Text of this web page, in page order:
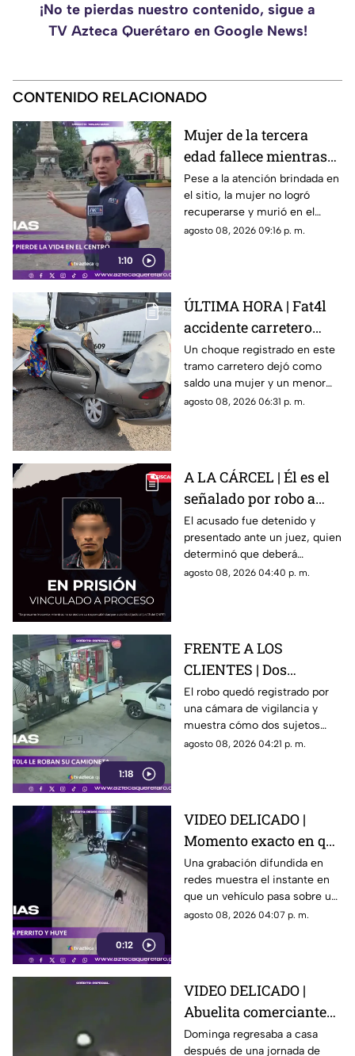
¡No te pierdas nuestro contenido, sigue a
TV Azteca Querétaro en Google News!
CONTENIDO RELACIONADO
1:10
Mujer de la tercera
edad fallece mientras
caminaba por el Centro
de Querétaro
Pese a la atención brindada en
el sitio, la mujer no logró
recuperarse y murió en el
lugar.
agosto 08, 2026 09:16 p. m.
ÚLTIMA HORA | Fat4l
accidente carretero
deja una mujer y un
niño mu3rtos en San
Juan del Río
Un choque registrado en este
tramo carretero dejó como
saldo una mujer y un menor
sin vida, además de una
agosto 08, 2026 06:31 p. m.
A LA CÁRCEL | Él es el
señalado por robo a
una casa en Santa Rosa
Jáuregui
El acusado fue detenido y
presentado ante un juez, quien
determinó que deberá
permanecer en prisión
agosto 08, 2026 04:40 p. m.
1:18
FRENTE A LOS
CLIENTES | Dos
hombres enc4ñonan a
conductor y se llevan
su camioneta
El robo quedó registrado por
una cámara de vigilancia y
muestra cómo dos sujetos
obligaron a un conductor y a
agosto 08, 2026 04:21 p. m.
0:12
VIDEO DELICADO |
Momento exacto en que
camioneta atropella a
un perro y conductor
escapa
Una grabación difundida en
redes muestra el instante en
que un vehículo pasa sobre un
perro y continúa su camino sin
agosto 08, 2026 04:07 p. m.
VIDEO DELICADO |
Abuelita comerciante
es as3sin4da en Puebla
Dominga regresaba a casa
después de una jornada de